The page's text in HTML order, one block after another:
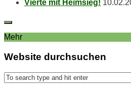
Vier­te mit Heimsieg!
Mehr
Web­site durchsuchen